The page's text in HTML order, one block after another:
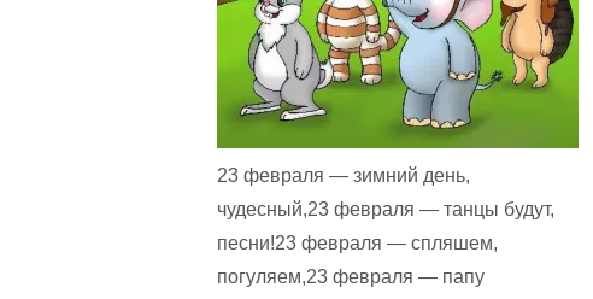
23 февраля — зимний день,
чудесный,23 февраля — танцы будут,
песни!23 февраля — спляшем,
погуляем,23 февраля — папу